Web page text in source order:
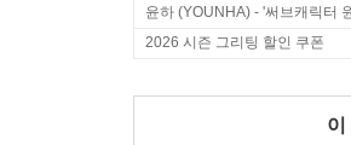
윤하 (YOUNHA) - '써브캐릭터
2026 시즌 그리팅 할인 쿠폰
이